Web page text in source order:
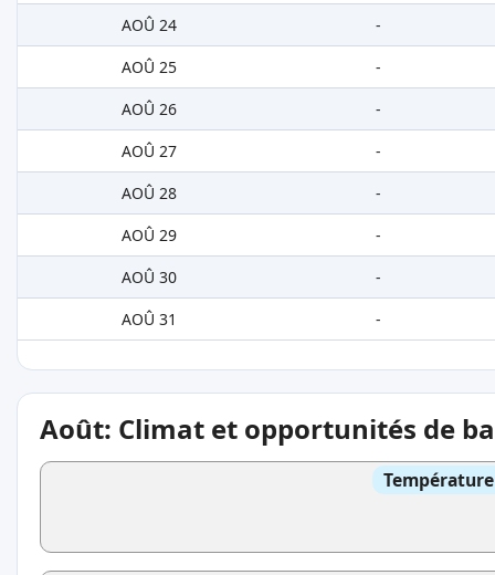
AOÛ 24
-
AOÛ 25
-
AOÛ 26
-
AOÛ 27
-
AOÛ 28
-
AOÛ 29
-
AOÛ 30
-
AOÛ 31
-
Août: Climat et opportunités de